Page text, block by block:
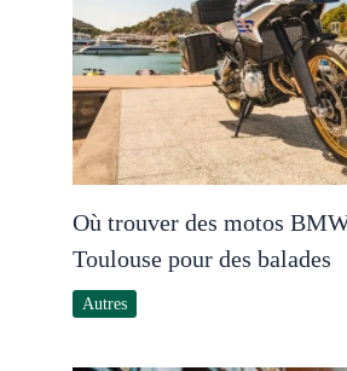
Où trouver des motos
Toulouse pour des balades
Autres